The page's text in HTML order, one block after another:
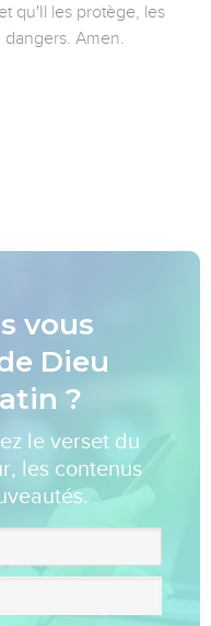
qu'Il les protège, les
Amen.
vous
Dieu
?
le verset du
les contenus